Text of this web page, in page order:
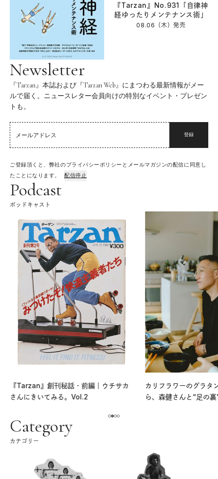
『Tarzan』No.931「自律神
経ゆったりメンテナンス術」
08.06（木）発売
Newsletter
『Tarzan』本誌および『Tarzan Web』にまつわる最新情報がメー
ルで届く。ニュースレター会員向けの特別なイベント・プレゼン
トも。
登録
ご登録頂くと、弊社のプライバシーポリシーとメールマガジンの配信に同意し
たことになります。
配信停止
Podcast
ポッドキャスト
『Tarzan』創刊秘話・前編｜ウチサカ
さんにきいてみる。Vol.2
カリフラワーのグラタ
ら、森健さんと“足の
Category
カテゴリー